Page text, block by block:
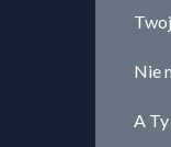
Nie
A